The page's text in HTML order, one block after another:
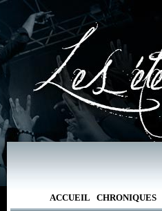
ACCUEIL CHRONIQUES